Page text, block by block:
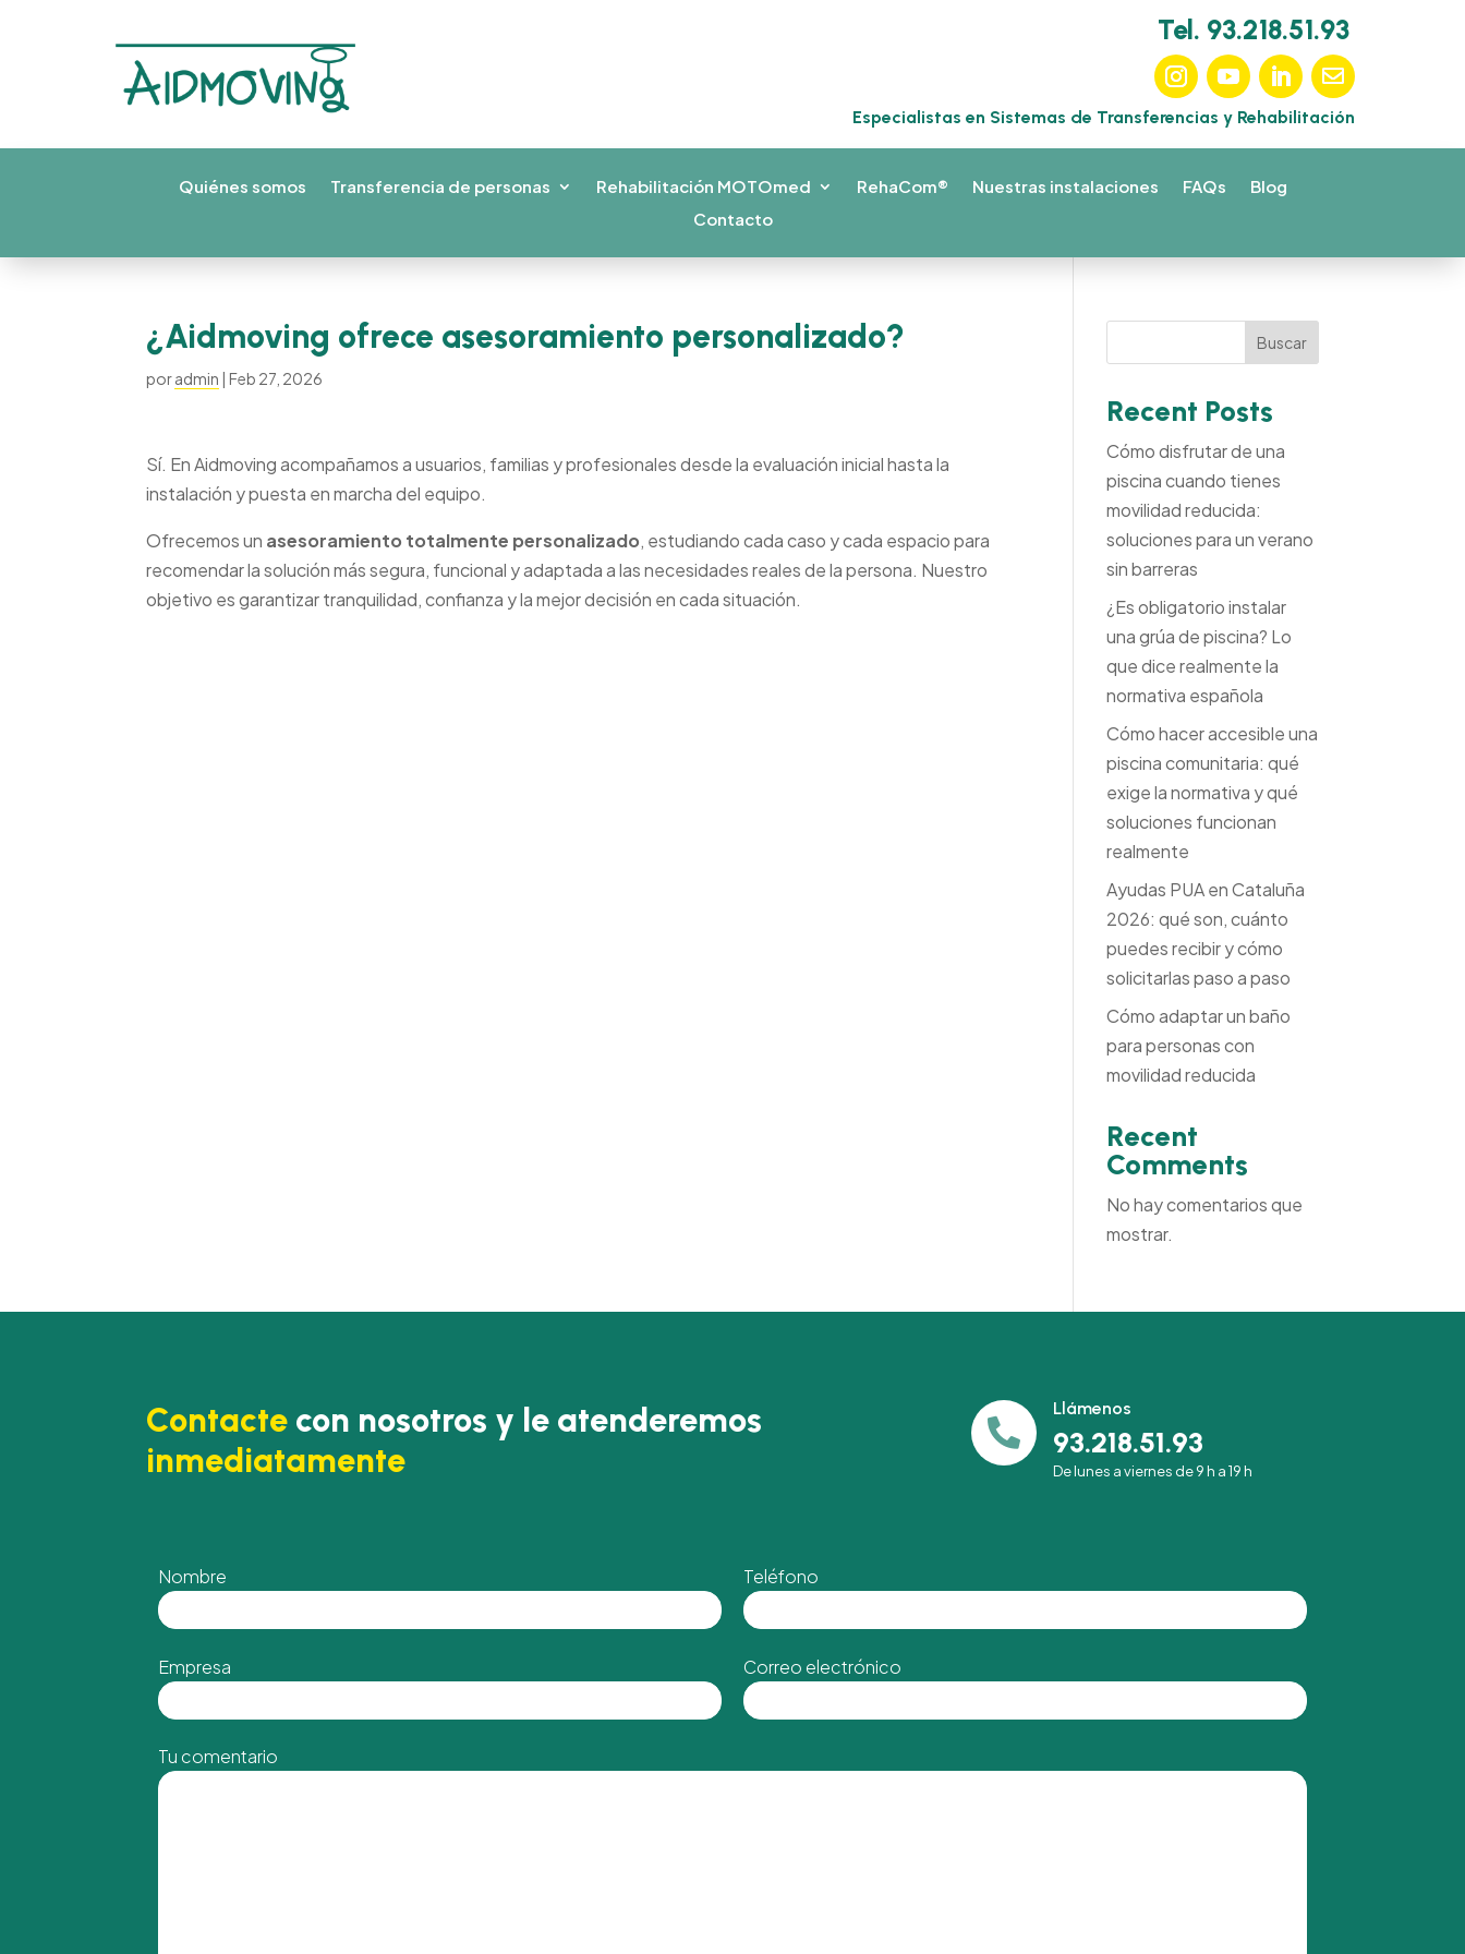
Tel. 93.218.51.93
Especialistas en Sistemas de Transferencias y Rehabilitación
Quiénes somos Transferencia de personas Rehabilitación MOTOmed RehaCom® Nuestras instalaciones FAQs
Blog
Contacto
¿Aidmoving ofrece asesoramiento personalizado?
poradmin |Feb 27, 2026
Sí. En Aidmoving acompañamos a usuarios, familias y profesionales desde la evaluación inicial hasta la
instalación y puesta en marcha del equipo.
Ofrecemos un asesoramiento totalmente personalizado, estudiando cada caso y cada espacio para
recomendar la solución más segura, funcional y adaptada a las necesidades reales de la persona. Nuestro
objetivo es garantizar tranquilidad, confianza y la mejor decisión en cada situación.
Buscar
Recent Posts
Cómo disfrutar de una
piscina cuando tienes
movilidad reducida:
soluciones para un verano
sin barreras
¿Es obligatorio instalar
una grúa de piscina? Lo
que dice realmente la
normativa española
Cómo hacer accesible una
piscina comunitaria: qué
exige la normativa y qué
soluciones funcionan
realmente
Ayudas PUA en Cataluña
2026: qué son, cuánto
puedes recibir y cómo
solicitarlas paso a paso
Cómo adaptar un baño
para personas con
movilidad reducida
Recent
Comments
No hay comentarios que
mostrar.
Contacte con nosotros y le atenderemos
inmediatamente

Llámenos
93.218.51.93
De lunes a viernes de 9 h a 19 h
Nombre Teléfono
Empresa Correo electrónico
Tu comentario